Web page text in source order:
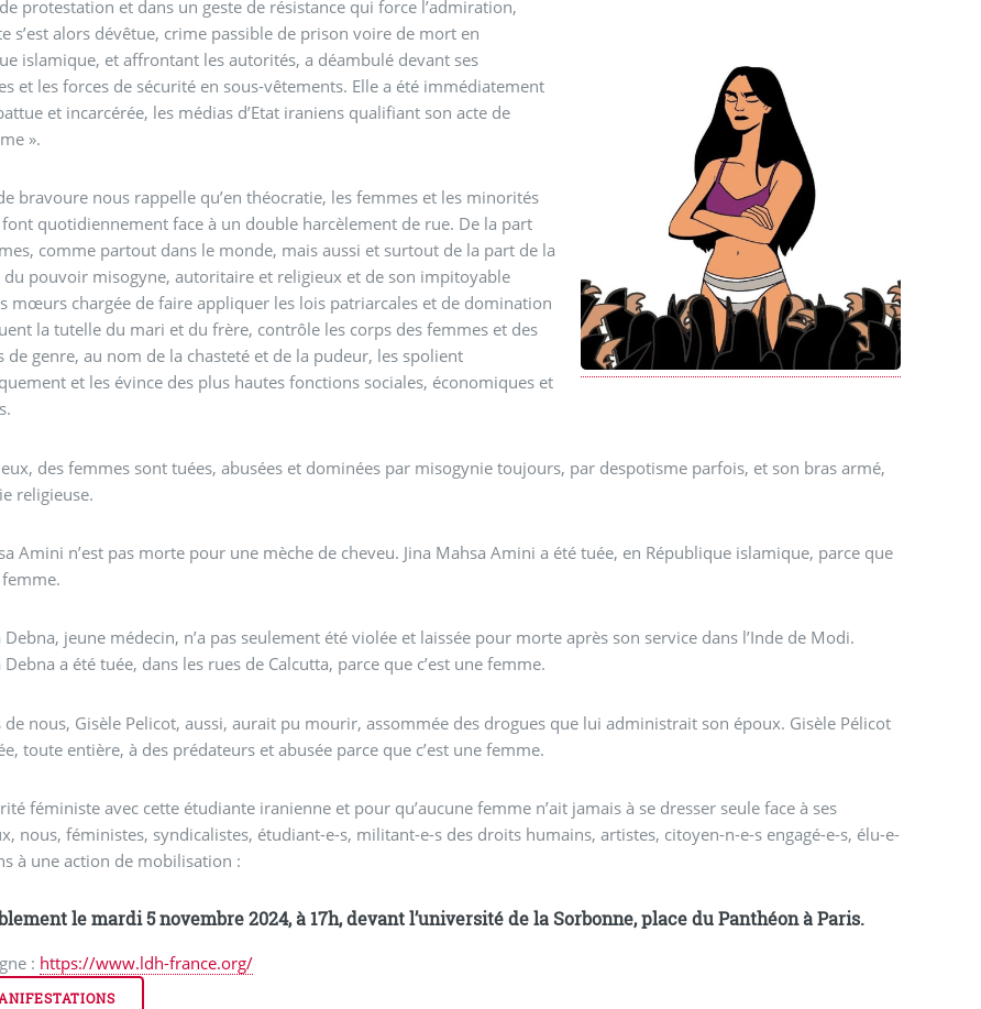
protestation et dans un geste de résistance qui force l’admiration,
s’est alors dévêtue, crime passible de prison voire de mort en
islamique, et affrontant les autorités, a déambulé devant ses
et les forces de sécurité en sous-vêtements. Elle a été immédiatement
et incarcérée, les médias d’Etat iraniens qualifiant son acte de
».
bravoure nous rappelle qu’en théocratie, les femmes et les minorités
font quotidiennement face à un double harcèlement de rue. De la part
comme partout dans le monde, mais aussi et surtout de la part de la
du pouvoir misogyne, autoritaire et religieux et de son impitoyable
mœurs chargée de faire appliquer les lois patriarcales et de domination
la tutelle du mari et du frère, contrôle les corps des femmes et des
de genre, au nom de la chasteté et de la pudeur, les spolient
et les évince des plus hautes fonctions sociales, économiques et
des femmes sont tuées, abusées et dominées par misogynie toujours, par despotisme parfois, et son bras armé,
religieuse.
Amini n’est pas morte pour une mèche de cheveu. Jina Mahsa Amini a été tuée, en République islamique, parce que
femme.
jeune médecin, n’a pas seulement été violée et laissée pour morte après son service dans l’Inde de Modi.
a été tuée, dans les rues de Calcutta, parce que c’est une femme.
de nous, Gisèle Pelicot, aussi, aurait pu mourir, assommée des drogues que lui administrait son époux. Gisèle Pélicot
toute entière, à des prédateurs et abusée parce que c’est une femme.
féministe avec cette étudiante iranienne et pour qu’aucune femme n’ait jamais à se dresser seule face à ses
nous, féministes, syndicalistes, étudiant-e-s, militant-e-s des droits humains, artistes, citoyen-n-e-s engagé-e-s, élu-e-
à une action de mobilisation :
le mardi 5 novembre 2024, à 17h, devant l’université de la Sorbonne, place du Panthéon à Paris.
: https://www.ldh-france.org/